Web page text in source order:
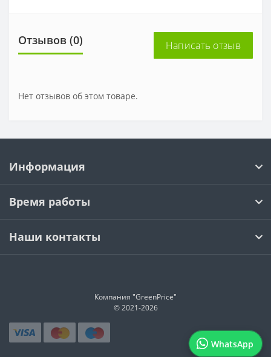
Отзывов (0) Написать отзыв
Нет отзывов об этом товаре.
WhatsApp
Информация
Время работы
Наши контакты
Компания "GreenPrice"
© 2021-2026